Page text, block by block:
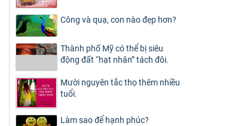
Công và quạ, con nào đẹp hơn?
Thành phố Mỹ có thể bị siêu
động đất “hạt nhân” tách đôi.
Mười nguyên tắc thọ thêm nhiều
tuổi.
Làm sao để hạnh phúc?